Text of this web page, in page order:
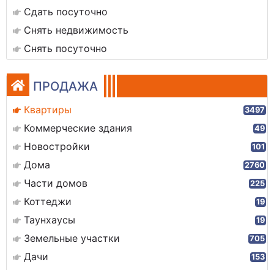
Сдать посуточно
Снять недвижимость
Снять посуточно
ПРОДАЖА
Квартиры 3497
Коммерческие здания 49
Новостройки 101
Дома 2760
Части домов 225
Коттеджи 19
Таунхаусы 19
Земельные участки 705
Дачи 153